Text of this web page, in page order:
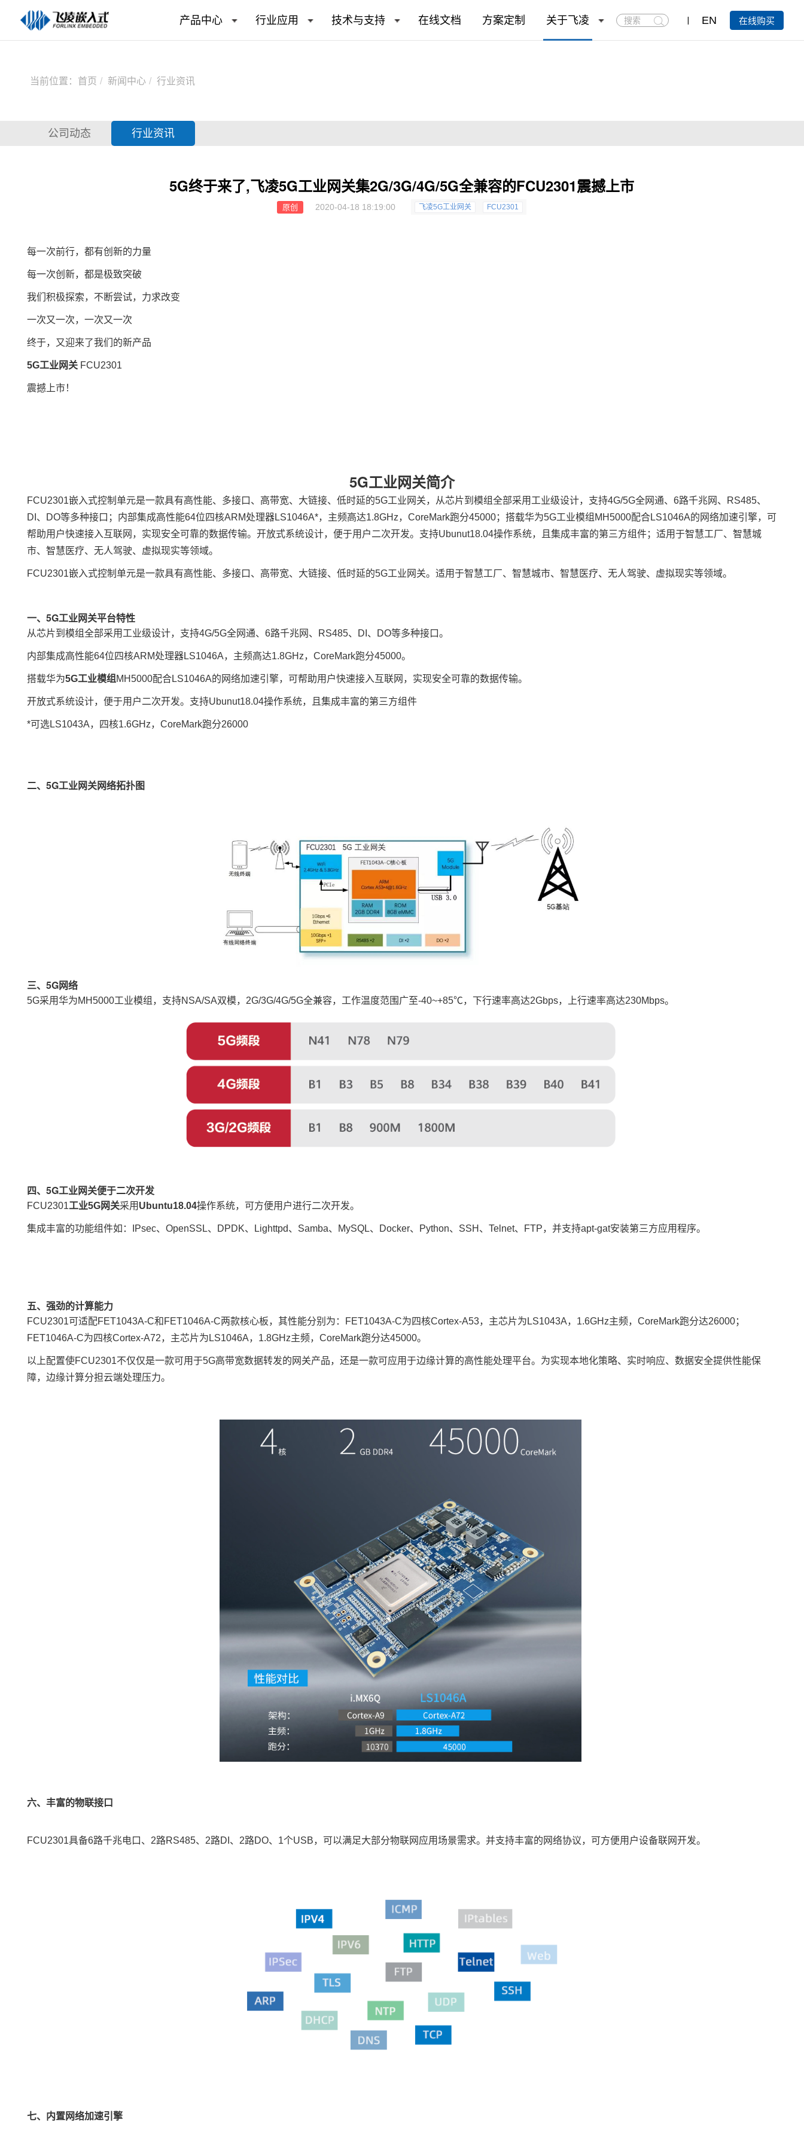
产品中心 行业应用 技术与支持 在线文档 方案定制 关于飞凌
搜
索
EN 在线购买
当前位置： 首页 新闻中心 行业资讯
公司动态 行业资讯
5G终于来了,飞凌5G工业网关集2G/3G/4G/5G全兼容的FCU2301震撼上市
原创 2020-04-18 18:19:00 飞凌5G工业网关 FCU2301
每一次前行，都有创新的力量
每一次创新，都是极致突破
我们积极探索，不断尝试，力求改变
一次又一次，一次又一次
终于，又迎来了我们的新产品
5G工业网关 FCU2301
震撼上市！
5G工业网关简介
FCU2301嵌入式控制单元是一款具有高性能、多接口、高带宽、大链接、低时延的5G工业网关，从芯片到模组全部采用工业级设计，支持4G/5G全网通、6路千兆网 、RS485、
DI、DO等多种接口；内部集成高性能64位四核ARM处理器LS1046A*，主频高达1.8GHz，CoreMark跑分45000；搭载华为5G工业模组 MH5000配合LS1046A的网络加速引擎，可
帮助用户快速接入互联网，实现安全可靠的数据传输。开放式系统设计，便于用户二次开发。支持Ubunut18.04操作系统，且集成丰富的第三方组件；适用于智慧工厂、智慧城
市、智慧 医疗、无人驾驶、虚拟现实等领域。
FCU2301嵌入式控制单元是一款具有高性能、多接口、高带宽、大链接、低时延的5G工业网关。适用于智慧工厂、智慧城市、智慧医疗、无人驾驶、虚拟现实等领域。
一、5G工业网关平台特性
从芯片到模组全部采用工业级设计，支持4G/5G全网通、6路千兆网、RS485、DI、DO等多种接口。
内部集成高性能64位四核ARM处理器LS1046A，主频高达1.8GHz，CoreMark跑分45000。
搭载华为5G工业模组 MH5000配合LS1046A的网络加速引擎，可帮助用户快速接入互联网，实现安全可靠的数据传输。
开放式系统设计，便于用户二次开发。支持Ubunut18.04操作系统，且集成丰富的第三方组件
*可选LS1043A，四核1.6GHz，CoreMark跑分26000
二、5G工业网关网络拓扑图
三、5G网络
5G采用华为MH5000工业模组， 支持NSA/SA双模，2G/3G/4G/5G全兼容，工作温度范围广至-40~+85℃，下行速率高达2Gbps，上行速率高达230Mbps。
四、5G工业网关便于二次开发
FCU2301工业5G网关采用 Ubuntu18.04操作系统，可方便用户进行二次开发。
集成丰富的功能组件如：IPsec、OpenSSL、 DPDK、Lighttpd、Samba、MySQL、Docker、Python、SSH、Telnet、FTP，并支持apt-gat安装第三方应用程序。
五、强劲的计算能力
FCU2301可适配FET1043A-C和 FET1046A-C两款核心板，其性能分别为：FET1043A-C为四核Cortex-A53，主芯片为LS1043A，1.6GHz主频，CoreMark跑分达26000；
FET1046A-C为四核Cortex-A72， 主芯片为LS1046A， 1.8GHz主频，CoreMark跑分达45000。
以上配置使FCU2301不仅仅是一款可用于5G高带宽数据转发的网关产品，还是一款可应用于边缘计算的高性能处理平台。为实现本地化策略、实时响应、数据安全提供性能保
障，边缘计算分担云端处理压力。
六、丰富的物联接口
FCU2301具备6路千兆电口、2路RS485、2路DI、2路DO、1个USB，可以满足大部分物联网 应用场景需求。并支持丰富的网络协议，可方便用户设备联网开发。
七、内置网络加速引擎